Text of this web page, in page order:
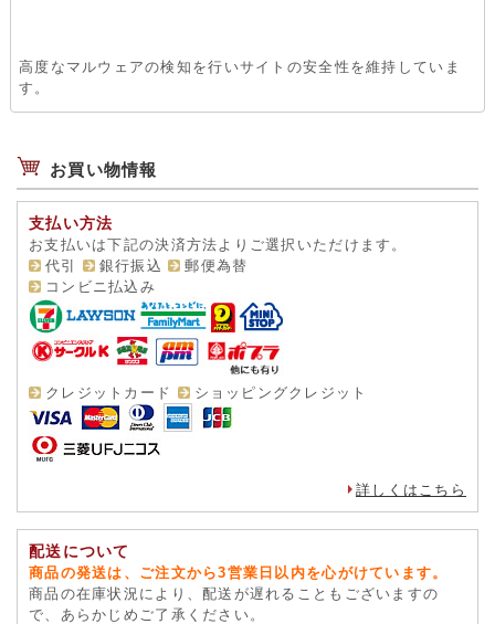
高度なマルウェアの検知を行いサイトの安全性を維持していま
す。
お買い物情報
支払い方法
お支払いは下記の決済方法よりご選択いただけます。
代引
銀行振込
郵便為替
コンビニ払込み
クレジットカード ショッピングクレジット
詳しくはこちら
配送について
商品の発送は、ご注文から3営業日以内を心がけています。
商品の在庫状況により、配送が遅れることもございますの
で、あらかじめご了承ください。